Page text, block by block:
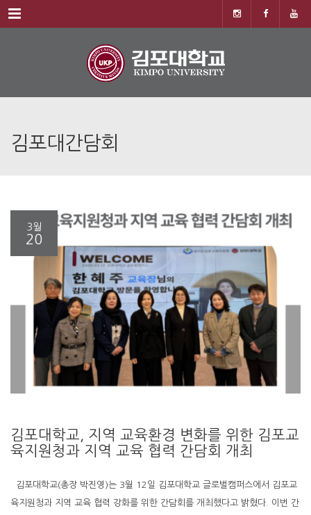
Menu
김포대간담회
3월
20
김포대학교, 지역 교육환경 변화를 위한 김포교
육지원청과 지역 교육 협력 간담회 개최
김포대학교(총장 박진영)는 3월 12일 김포대학교 글로벌캠퍼스에서 김포교
육지원청과 지역 교육 협력 강화를 위한 간담회를 개최했다고 밝혔다. 이번 간